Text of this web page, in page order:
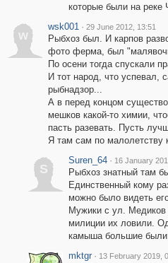
которые были на реке
w
wsk001 · 29 June 2012, 13:51
Рыбхоз был. И карпов
фото ферма, был
По осени тогда спускали
И тот народ, что успевал,
рыбнадзор...
А в перед концом
мешков какой-то химии,
пасть разевать. Пусть
Я там сам по малолетству
S
Suren_64 · 16 January
Рыбхоз знатный там
Единственный кому
можно было видеть
Мужики с ул. Медиков
милиции их ловили.
камыша большие были
mktgr · 13 February 2019,